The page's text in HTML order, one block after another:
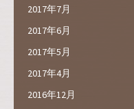
2017年7月
2017年6月
2017年5月
2017年4月
2016年12月